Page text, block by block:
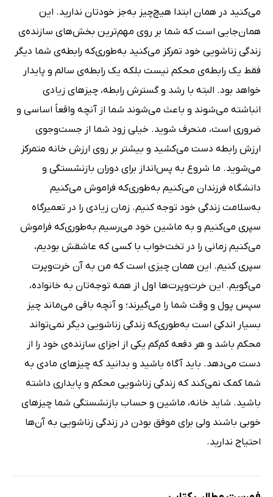
می‌کنید در همان ابتدا هیچ‌چیز به‌جز خودتان ندارید. این
همان‌جایی است که شما بر روی مهم‌ترین بخش‌های سازنده‌ی
زندگی زناشویی خود تمرکز می‌کنید به‌طوری‌که رابطه‌ی شما دیگر
فقط یک رابطه‌ی محکم نیست بلکه یک رابطه‌ی سالم و پایدار
خواهد بود. البته با رشد و گسترش رابطه‌، چیزهای زیادی
انباشته می‌شوند و باعث می‌شوند شما از آنچه واقعاً اساسی و
ضروری است، منحرف شوید. خیلی زود شما از جست‌وجوی
ارزش رابطه دست می‌کشید و بیشتر بر روی ارزش خانه متمرکز
می‌شوید. ما شروع به پس‌انداز برای دوران بازنشستگی و
دانشگاه فرزندان می‌کنیم به‌طوری‌که فراموش می‌کنیم
به‌سلامت زندگی خود توجه کنیم. زمان زیادی را در تعمیرگاه
سپری می‌کنیم و به ماشین خود می‌رسیم به‌طوری‌که فراموش
می‌کنیم زمانی را در تخت‌خواب با کسی که عاشقش بودیم،
سپری کنیم. این همان چیزی است که من به آن خرت‌وپرت
می‌گویم. این خرت‌وپرت‌ها اول ‌از همه توجه‌تان به خانواده،
سپس پول و وقت شما را می‌گیرند؛ و آنچه باقی می‌ماند چیز
بسیار اندکی است به‌طوری‌که زندگی زناشویی دیگر نمی‌تواند
محکم باشد و هر دفعه کم‌کم یکی از اجزای سازنده‌ی خود را از
دست می‌دهد. باید آگاه باشید و بدانید که چیزهای مادی به
شما کمک نمی‌کند که زندگی زناشویی محکم و پایداری داشته
باشید. شاید خانه، ماشین و حساب بازنشستگی شما چیزهای
خوبی باشند ولی برای موفق بودن در زندگی زناشویی به آن‌ها
احتیاج ندارید.